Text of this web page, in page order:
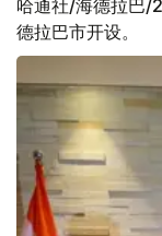
哈通社/海德拉巴/
德拉巴市开设。